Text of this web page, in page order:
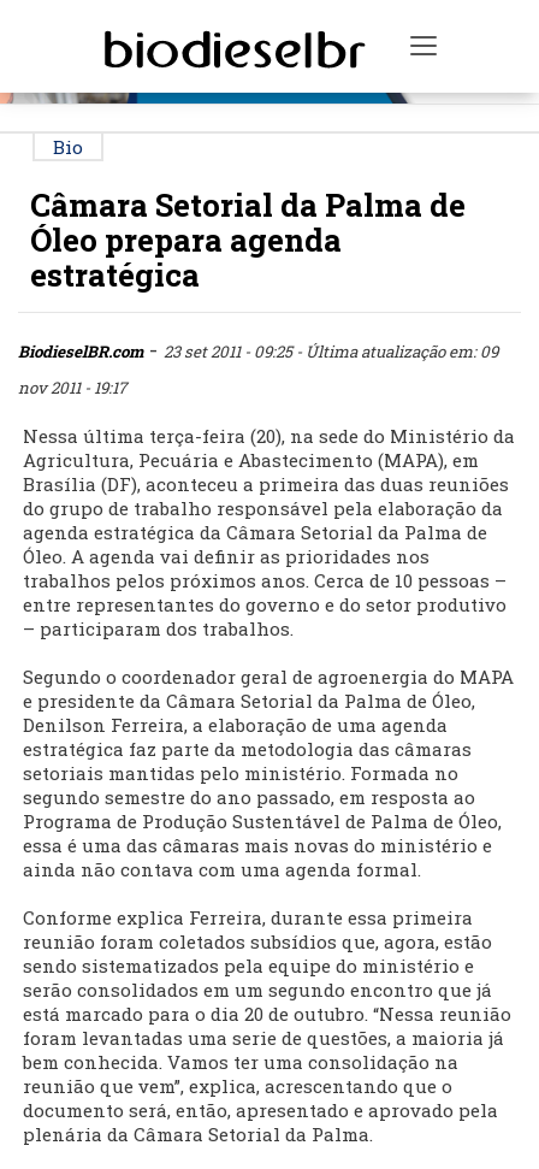
Toggle
Bio
Câmara Setorial da Palma de
Óleo prepara agenda
estratégica
BiodieselBR.com- 23 set 2011 - 09:25- Última atualização em: 09
nov 2011 - 19:17
Nessa última terça-feira (20), na sede do Ministério da
Agricultura, Pecuária e Abastecimento (MAPA), em
Brasília (DF), aconteceu a primeira das duas reuniões
do grupo de trabalho responsável pela elaboração da
agenda estratégica da Câmara Setorial da Palma de
Óleo. A agenda vai definir as prioridades nos
trabalhos pelos próximos anos. Cerca de 10 pessoas –
entre representantes do governo e do setor produtivo
– participaram dos trabalhos.
Segundo o coordenador geral de agroenergia do MAPA
e presidente da Câmara Setorial da Palma de Óleo,
Denilson Ferreira, a elaboração de uma agenda
estratégica faz parte da metodologia das câmaras
setoriais mantidas pelo ministério. Formada no
segundo semestre do ano passado, em resposta ao
Programa de Produção Sustentável de Palma de Óleo,
essa é uma das câmaras mais novas do ministério e
ainda não contava com uma agenda formal.
Conforme explica Ferreira, durante essa primeira
reunião foram coletados subsídios que, agora, estão
sendo sistematizados pela equipe do ministério e
serão consolidados em um segundo encontro que já
está marcado para o dia 20 de outubro. “Nessa reunião
foram levantadas uma serie de questões, a maioria já
bem conhecida. Vamos ter uma consolidação na
reunião que vem”, explica, acrescentando que o
documento será, então, apresentado e aprovado pela
plenária da Câmara Setorial da Palma.